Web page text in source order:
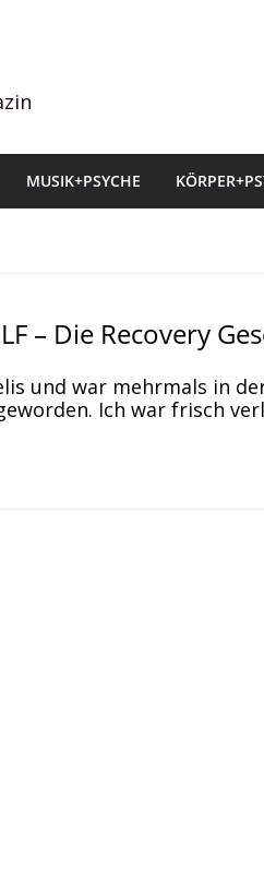
MUSIK+PSYCHE
– Die Recovery
und war mehrmals in
Ich war frisch